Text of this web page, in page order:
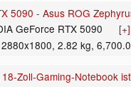
5090 - Asus ROG
GeForce RTX 5090
2.82 kg,
Zoll-Gaming-Notebook